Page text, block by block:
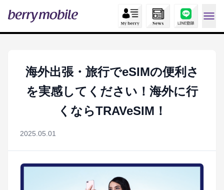
海外出張・旅行でeSIMの便利さ
を実感してください！海外に行
くならTRAVeSIM！
2025.05.01